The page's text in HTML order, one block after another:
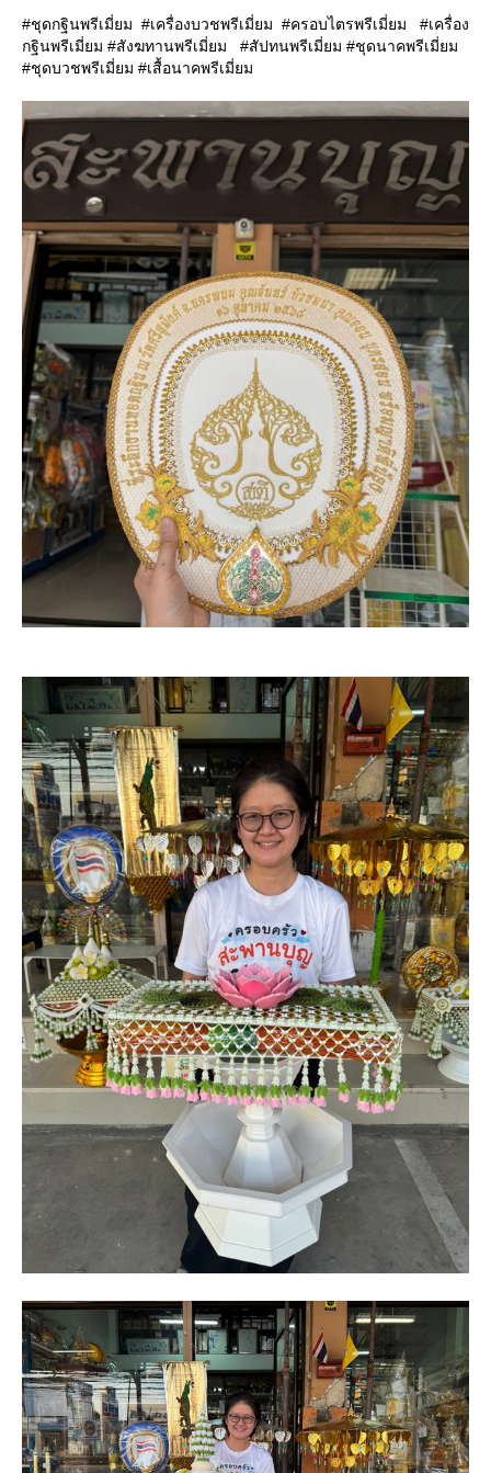
#ชุดกฐินพรีเมี่ยม #เครื่องบวชพรีเมี่ยม #ครอบไตรพรีเมี่ยม #เครื่อง
กฐินพรีเมี่ยม #สังฆทานพรีเมี่ยม #สัปทนพรีเมี่ยม #ชุดนาคพรีเมี่ยม
#ชุดบวชพรีเมี่ยม #เสื้อนาคพรีเมี่ยม